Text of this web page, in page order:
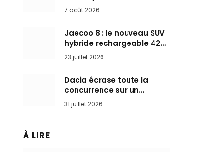
Paris pendant que BMW et
7 août 2026
Jaecoo 8 : le nouveau SUV
hybride rechargeable 428
ch qui vise l’Audi Q7 arrive
en Europe cet automne
23 juillet 2026
Dacia écrase toute la
concurrence sur un
marché où personne ne
l’attendait
31 juillet 2026
À LIRE